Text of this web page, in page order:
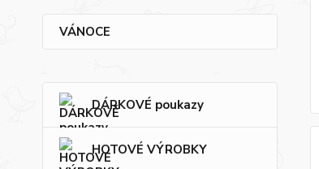
VÁNOCE
DÁRKOVÉ poukazy
HOTOVÉ VÝROBKY